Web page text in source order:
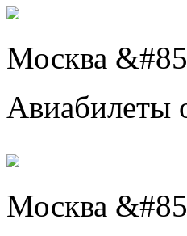
Москва
Авиабилеты
Москва